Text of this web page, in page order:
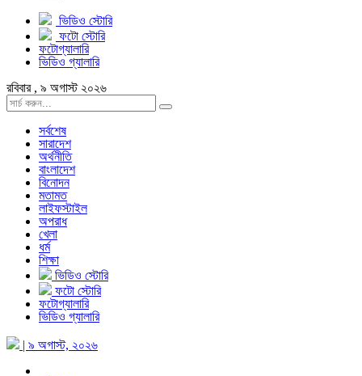
ভিডিও স্টোরি
ফটো স্টোরি
ফটোগ্যালারি
ভিডিও গ্যালারি
রবিবার , ৯ অগাস্ট ২০২৬
সর্বশেষ
সারাদেশ
অর্থনীতি
বাংলাদেশ
বিনোদন
মতামত
লাইফস্টাইল
অপরাধ
খেলা
ধর্ম
শিক্ষা
ভিডিও স্টোরি
ফটো স্টোরি
ফটোগ্যালারি
ভিডিও গ্যালারি
| ৯ অগাস্ট, ২০২৬